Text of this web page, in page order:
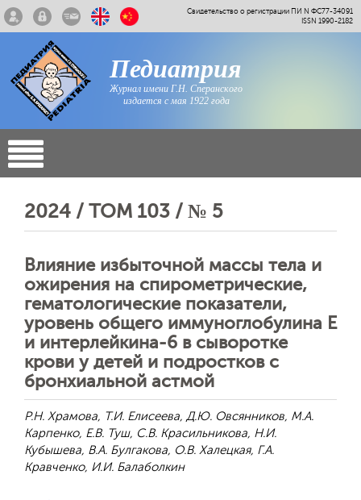
Свидетельство о регистрации ПИ N ФС77-34091
ISSN 1990-2182
Педиатрия
Журнал имени Г.Н. Сперанского
издается с мая 1922 года
2024 / ТОМ 103 / № 5
Влияние избыточной массы тела и
ожирения на спирометрические,
гематологические показатели,
уровень общего иммуноглобулина Е
и интерлейкина-6 в сыворотке
крови у детей и подростков с
бронхиальной астмой
Р.Н. Храмова, Т.И. Елисеева, Д.Ю. Овсянников, М.А.
Карпенко, Е.В. Туш, С.В. Красильникова, Н.И.
Кубышева, В.А. Булгакова, О.В. Халецкая, Г.А.
Кравченко, И.И. Балаболкин